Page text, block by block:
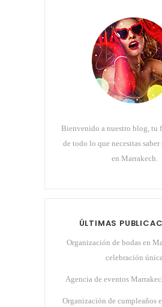
Bienvenido a nuestro blog, tu
de todo lo que necesitas saber
en Marrakech.
ÚLTIMAS
Organización de bodas en
celebración
Agencia de eventos
Organización de cumpleaños